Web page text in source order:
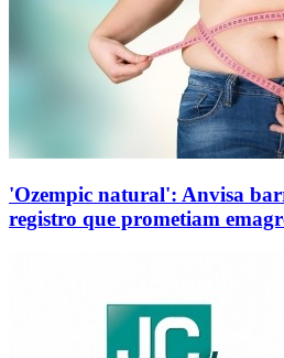
'Ozempic natural': Anvisa
registro que prometiam